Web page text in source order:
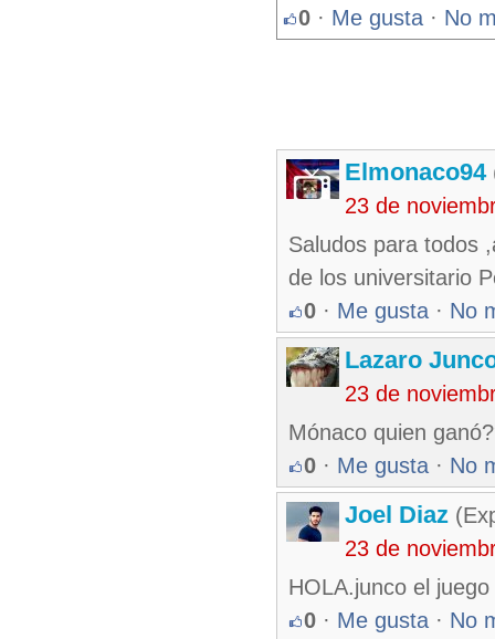
0 · Me gusta · No
Elmonaco94
23 de
Saludos para todos
de los universitario
0 · Me gusta · No
Lazaro
23 de
Mónaco quien
0 · Me gusta · No
Joel Diaz
23 de
HOLA.junco el
0 · Me gusta · No